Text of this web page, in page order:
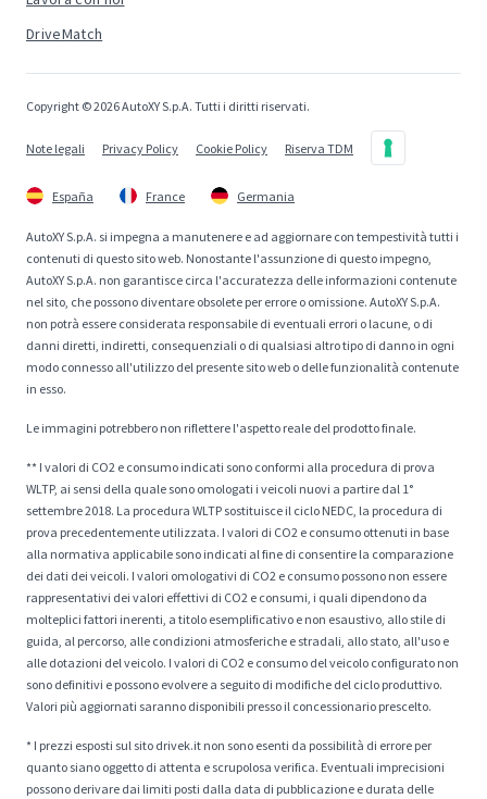
DriveMatch
Copyright © 2026 AutoXY S.p.A. Tutti i diritti riservati.
Note legali Privacy Policy Cookie Policy Riserva TDM
España France Germania
AutoXY S.p.A. si impegna a manutenere e ad aggiornare con tempestività tutti i
contenuti di questo sito web. Nonostante l'assunzione di questo impegno,
AutoXY S.p.A. non garantisce circa l'accuratezza delle informazioni contenute
nel sito, che possono diventare obsolete per errore o omissione. AutoXY S.p.A.
non potrà essere considerata responsabile di eventuali errori o lacune, o di
danni diretti, indiretti, consequenziali o di qualsiasi altro tipo di danno in ogni
modo connesso all'utilizzo del presente sito web o delle funzionalità contenute
in esso.
Le immagini potrebbero non riflettere l'aspetto reale del prodotto finale.
** I valori di CO2 e consumo indicati sono conformi alla procedura di prova
WLTP, ai sensi della quale sono omologati i veicoli nuovi a partire dal 1°
settembre 2018. La procedura WLTP sostituisce il ciclo NEDC, la procedura di
prova precedentemente utilizzata. I valori di CO2 e consumo ottenuti in base
alla normativa applicabile sono indicati al fine di consentire la comparazione
dei dati dei veicoli. I valori omologativi di CO2 e consumo possono non essere
rappresentativi dei valori effettivi di CO2 e consumi, i quali dipendono da
molteplici fattori inerenti, a titolo esemplificativo e non esaustivo, allo stile di
guida, al percorso, alle condizioni atmosferiche e stradali, allo stato, all'uso e
alle dotazioni del veicolo. I valori di CO2 e consumo del veicolo configurato non
sono definitivi e possono evolvere a seguito di modifiche del ciclo produttivo.
Valori più aggiornati saranno disponibili presso il concessionario prescelto.
* I prezzi esposti sul sito drivek.it non sono esenti da possibilità di errore per
quanto siano oggetto di attenta e scrupolosa verifica. Eventuali imprecisioni
possono derivare dai limiti posti dalla data di pubblicazione e durata delle